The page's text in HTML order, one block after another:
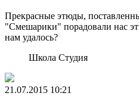
Прекрасные этюды,
"Смешарики" порадовали нас
нам удалось?
Школа Студия
21.07.2015 10:21